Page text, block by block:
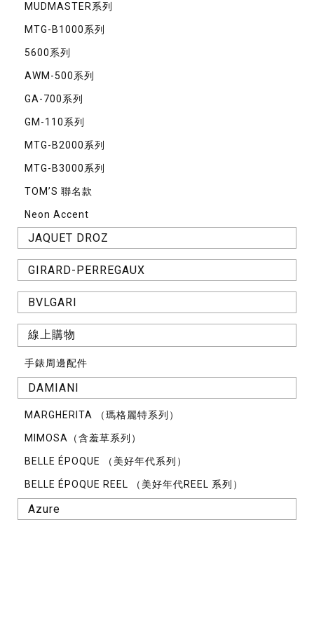
MUDMASTER系列
MTG-B1000系列
5600系列
AWM-500系列
GA-700系列
GM-110系列
MTG-B2000系列
MTG-B3000系列
TOM’S 聯名款
Neon Accent
JAQUET DROZ
GIRARD-PERREGAUX
BVLGARI
線上購物
手錶周邊配件
DAMIANI
MARGHERITA （瑪格麗特系列）
MIMOSA（含羞草系列）
BELLE ÉPOQUE （美好年代系列）
BELLE ÉPOQUE REEL （美好年代REEL 系列）
Azure